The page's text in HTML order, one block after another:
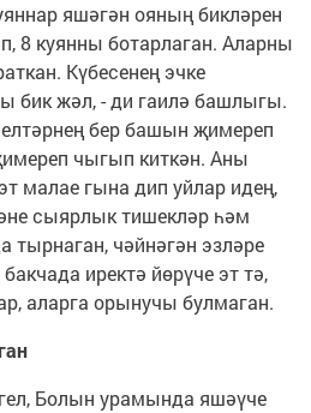
яшәгән ояның бикләрен
8 куянны ботарлаган. Аларны
Күбесенең эчке
бик жәл, - ди гаилә башлыгы.
бер башын җимереп
чыгып киткән. Аны
малае гына дип уйлар идең,
сыярлык тишекләр һәм
чәйнәгән эзләре
иректә йөрүче эт тә,
аларга орынучы булмаган.
Болын урамында яшәүче